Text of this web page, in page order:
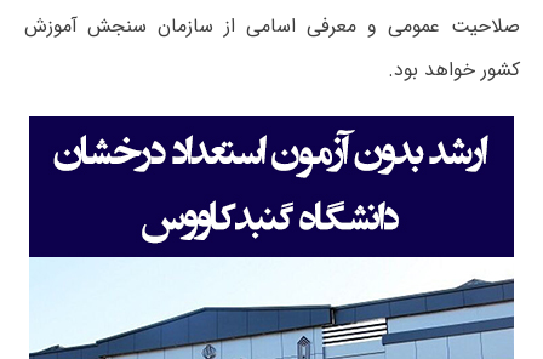
صلاحیت عمومی و معرفی اسامی از سازمان سنجش آموزش
کشور خواهد بود.